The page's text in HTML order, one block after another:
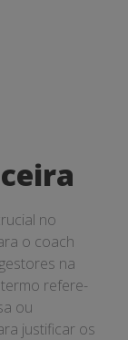
no
o coach
na
refere-
ou
justificar os